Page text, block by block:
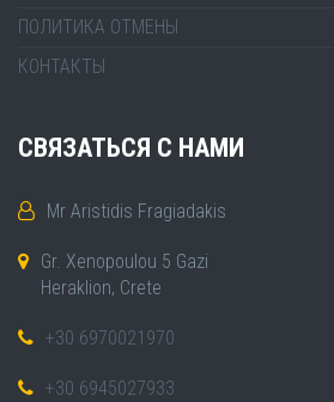
ПОЛИТИКА ОТМЕНЫ
КОНТАКТЫ
СВЯЗАТЬСЯ С НАМИ
Mr Aristidis Fragiadakis
Gr. Xenopoulou 5 Gazi
Heraklion, Crete
+30 6970021970
+30 6945027933